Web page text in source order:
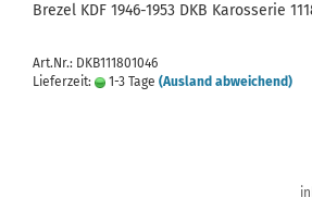
Brezel KDF 1946-1953 DKB Karosserie
Art.Nr.: DKB111801046
Lieferzeit:
1-3 Tage (Ausland abweichend)